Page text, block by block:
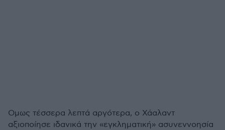
Ομως τέσσερα λεπτά αργότερα, ο Χάαλαντ
αξιοποίησε ιδανικά την «εγκληματική» ασυνεννοησία